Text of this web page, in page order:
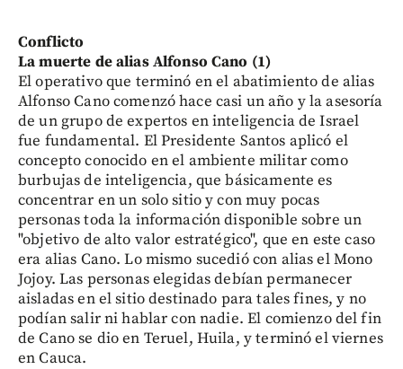
Conflicto
La muerte de alias Alfonso Cano (1)
El operativo que terminó en el abatimiento de alias
Alfonso Cano comenzó hace casi un año y la asesoría
de un grupo de expertos en inteligencia de Israel
fue fundamental. El Presidente Santos aplicó el
concepto conocido en el ambiente militar como
burbujas de inteligencia, que básicamente es
concentrar en un solo sitio y con muy pocas
personas toda la información disponible sobre un
"objetivo de alto valor estratégico", que en este caso
era alias Cano. Lo mismo sucedió con alias el Mono
Jojoy. Las personas elegidas debían permanecer
aisladas en el sitio destinado para tales fines, y no
podían salir ni hablar con nadie. El comienzo del fin
de Cano se dio en Teruel, Huila, y terminó el viernes
en Cauca.